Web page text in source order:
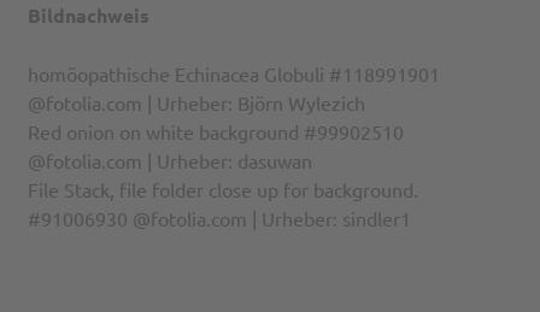
Bildnachweis
homöopathische Echinacea Globuli #118991901
@fotolia.com | Urheber: Björn Wylezich
Red onion on white background #99902510
@fotolia.com | Urheber: dasuwan
File Stack, file folder close up for background.
#91006930 @fotolia.com | Urheber: sindler1